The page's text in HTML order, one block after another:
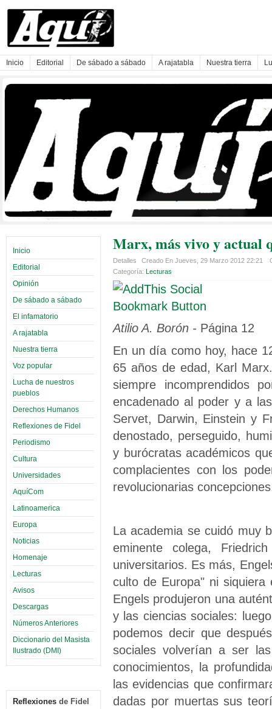
Inicio Editorial De sábado a sábado A rajatabla Nuestra tierra
Inicio
Editorial
Opinión
De sábado a sábado
El infamatorio
A rajatabla
Nuestra tierra
Voz popular
Lucha de nuestros
pueblos
Derechos Humanos
Reflexiones de Fidel
Periodismo
Cultura
Universidades
AquíCom
Latinoamerica
Europa
Noticias
Homenaje
Lecturas
Avisos
Descargas
Números Anteriores
Diccionario del Masista
Ilustrado (DMI)
Reflexiones de Fidel
Marx, más vivo y actual
Detalles Creado En Jueves, 29 Marzo 2012 22:21
Categoría: Lecturas
Atilio A. Borón - Página 12
En un día como hoy, hace
65 años de edad, Karl
siempre incomprendidos
encadenado al poder y a
Servet, Darwin, Einstein y
denostado, perseguido,
y burócratas académicos
complacientes con los
revolucionarias
La academia se cuidó muy
eminente colega,
universitarios. Es más,
culto de Europa" ni
Engels produjeron una
y las ciencias sociales:
podemos decir que
sociales volverían a ser
conocimientos, la
las evidencias que
dadas por muertas sus